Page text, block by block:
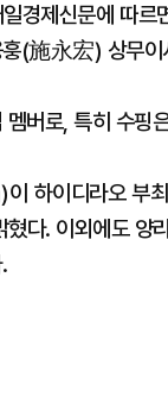
경제신문에 따
(施永宏) 상무이
멤버로, 특히 수
하이디라오 부
혔다. 이외에도